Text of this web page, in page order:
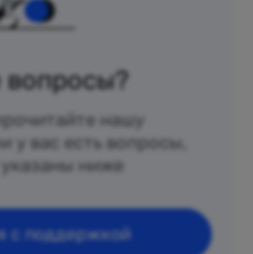
вопросы?
нашу
у вас есть вопросы,
ниже
с поддержкой